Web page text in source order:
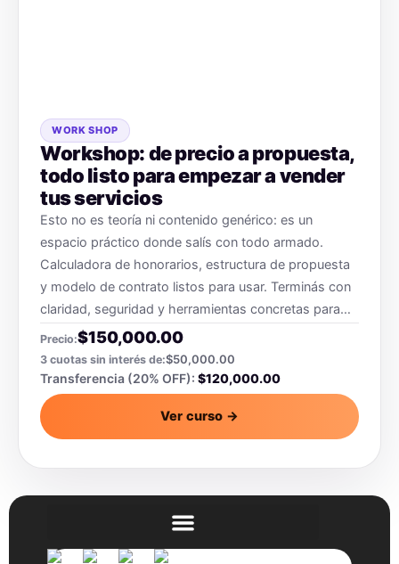
WORK SHOP
Workshop: de precio a propuesta,
todo listo para empezar a vender
tus servicios
Esto no es teoría ni contenido genérico: es un
espacio práctico donde salís con todo armado.
Calculadora de honorarios, estructura de propuesta
y modelo de contrato listos para usar. Terminás con
claridad, seguridad y herramientas concretas para
empezar a vender tu servicio sin vueltas, sin dudas y
con una base sólida que te respalde en cada cliente
que encares.
Precio:$150,000.00
3 cuotas sin interés de:$50,000.00
Transferencia (20% OFF): $120,000.00
Ver curso →